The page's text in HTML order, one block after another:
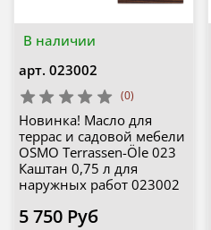
В наличии
арт. 023002
(0)
Новинка! Масло для
террас и садовой мебели
OSMO Terrassen-Öle 023
Каштан 0,75 л для
наружных работ 023002
5 750 Руб